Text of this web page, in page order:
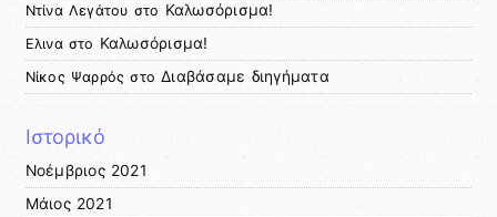
Ντίνα Λεγάτου στο Καλωσόρισμα!
Ελιναστο Καλωσόρισμα!
Νίκος Ψαρρός στοΔιαβάσαμε διηγήματα
Ιστορικό
Νοέμβριος 2021
Μάιος 2021